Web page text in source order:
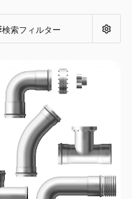
検索フィルター